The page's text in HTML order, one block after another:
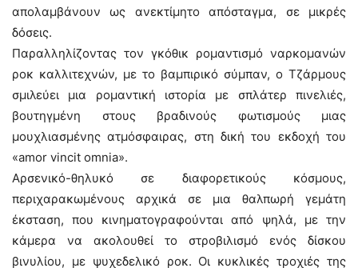
απολαμβάνουν ως ανεκτίμητο απόσταγμα, σε μικρές
δόσεις.
Παραλληλίζοντας τον γκόθικ ρομαντισμό ναρκομανών
ροκ καλλιτεχνών, με το βαμπιρικό σύμπαν, ο Τζάρμους
σμιλεύει μια ρομαντική ιστορία με σπλάτερ πινελιές,
βουτηγμένη στους βραδινούς φωτισμούς μιας
μουχλιασμένης ατμόσφαιρας, στη δική του εκδοχή του
«amor vincit omnia».
Αρσενικό-θηλυκό σε διαφορετικούς κόσμους,
περιχαρακωμένους αρχικά σε μια θαλπωρή γεμάτη
έκσταση, που κινηματογραφούνται από ψηλά, με την
κάμερα να ακολουθεί το στροβιλισμό ενός δίσκου
βινυλίου, με ψυχεδελικό ροκ. Οι κυκλικές τροχιές της